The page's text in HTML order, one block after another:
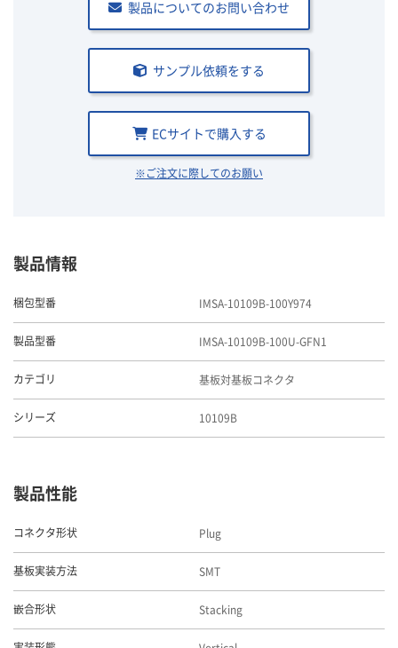
製品についてのお問い合わせ
サンプル依頼をする
ECサイトで購入する
※ご注文に際してのお願い
製品情報
梱包型番 IMSA-10109B-100Y974
製品型番 IMSA-10109B-100U-GFN1
カテゴリ 基板対基板コネクタ
シリーズ 10109B
製品性能
コネクタ形状 Plug
基板実装方法 SMT
嵌合形状 Stacking